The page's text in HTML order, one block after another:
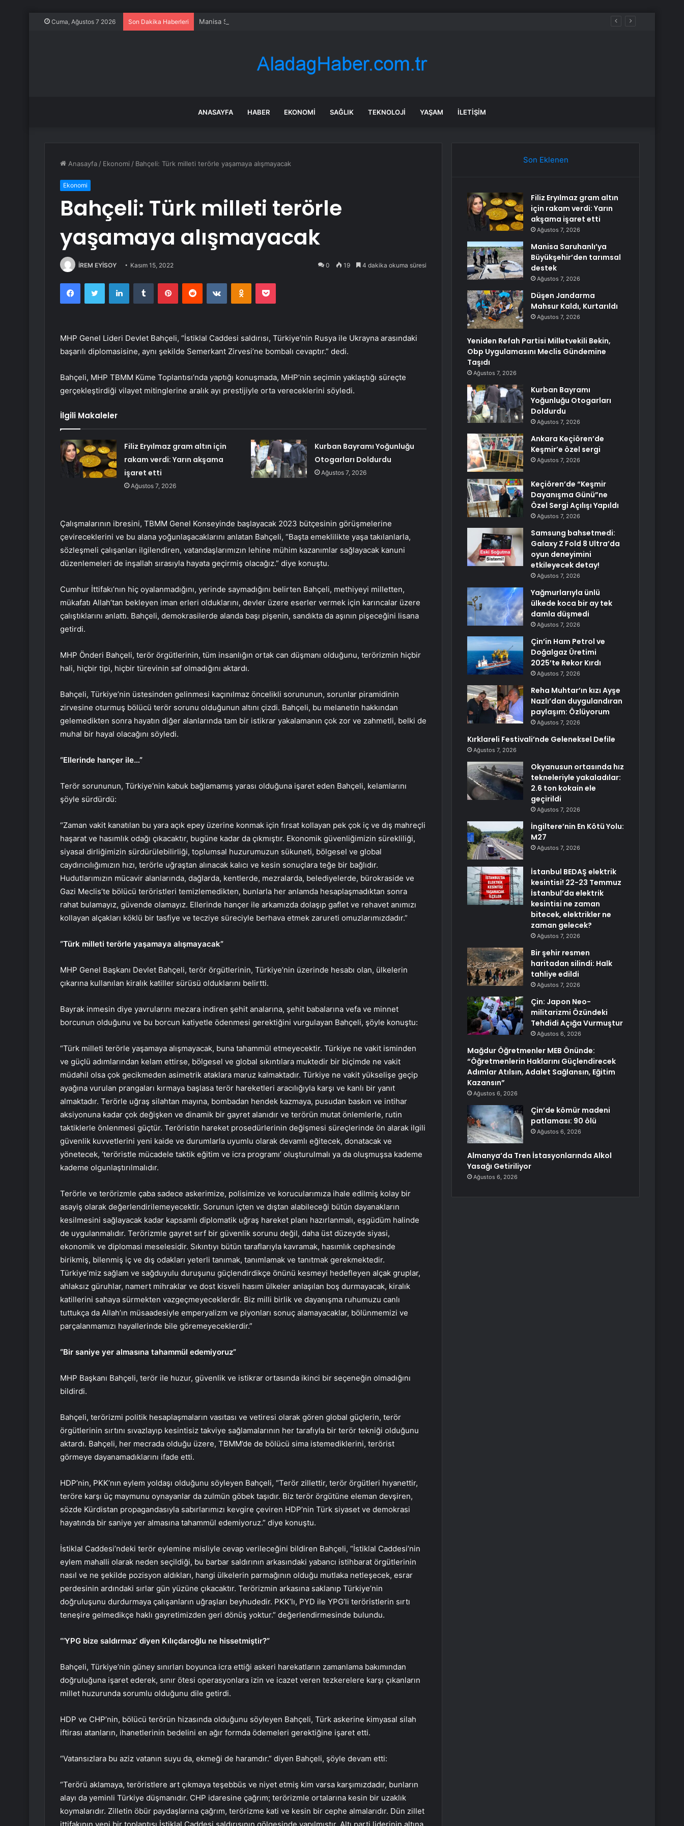
Cuma, Ağustos 7 2026 Son Dakika Haberleri Manisa Saruhanlı’ya Büyükşehir’den tarımsal destek
ANASAYFA HABER EKONOMI SAĞLIK TEKNOLOJI YAŞAM İLETIŞIM
Anasayfa / Ekonomi / Bahçeli: Türk milleti terörle yaşamaya alışmayacak
Ekonomi
Bahçeli: Türk milleti terörle
yaşamaya alışmayacak
İREM EYİSOY Kasım 15, 2022 0 19 4 dakika okuma süresi
FacebookTwitter LinkedInTumblr PinterestReddit VKontakteOdnoklassniki
Pocket
MHP Genel Lideri Devlet Bahçeli, “İstiklal Caddesi saldırısı, Türkiye’nin Rusya ile Ukrayna arasındaki
başarılı diplomasisine, aynı şekilde Semerkant Zirvesi’ne bombalı cevaptır.” dedi.
Bahçeli, MHP TBMM Küme Toplantısı’nda yaptığı konuşmada, MHP’nin seçimin yaklaştığı süreçte
gerçekleştirdiği vilayet mitinglerine aralık ayı prestijiyle orta vereceklerini söyledi.
İlgili Makaleler
Filiz Eryılmaz gram altın için
rakam verdi: Yarın akşama
işaret etti
Ağustos 7, 2026
Kurban Bayramı Yoğunluğu
Otogarları Doldurdu
Ağustos 7, 2026
Çalışmalarının ibresini, TBMM Genel Konseyinde başlayacak 2023 bütçesinin görüşmelerine
çevireceklerini ve bu alana yoğunlaşacaklarını anlatan Bahçeli, “Başta emeklilikte yaşa takılanlarla,
sözleşmeli çalışanları ilgilendiren, vatandaşlarımızın lehine mühim kazanımlar sağlayacak kanuni
düzenlemeleri de inşallah sırasıyla hayata geçirmiş olacağız.” diye konuştu.
Cumhur İttifakı’nın hiç oyalanmadığını, yerinde saymadığını belirten Bahçeli, methiyeyi milletten,
mükafatı Allah’tan bekleyen iman erleri olduklarını, devler üzere eserler vermek için karıncalar üzere
çalıştıklarını anlattı. Bahçeli, demokrasilerde alanda başı pişenin, sandıkta da aşının pişeceğini lisana
getirdi.
MHP Önderi Bahçeli, terör örgütlerinin, tüm insanlığın ortak can düşmanı olduğunu, terörizmin hiçbir
hali, hiçbir tipi, hiçbir türevinin saf olmadığını aktardı.
Bahçeli, Türkiye’nin üstesinden gelinmesi kaçınılmaz öncelikli sorununun, sorunlar piramidinin
zirvesine oturmuş bölücü terör sorunu olduğunun altını çizdi. Bahçeli, bu melanetin hakkından
gelemedikten sonra hayatın diğer alanlarında tam bir istikrar yakalamanın çok zor ve zahmetli, belki de
muhal bir hayal olacağını söyledi.
“Ellerinde hançer ile…”
Terör sorununun, Türkiye’nin kabuk bağlamamış yarası olduğuna işaret eden Bahçeli, kelamlarını
şöyle sürdürdü:
“Zaman vakit kanatılan bu yara açık epey üzerine konmak için fırsat kollayan pek çok iç ve dış mahreçli
haşarat ve hasımlık odağı çıkacaktır, bugüne kadar da çıkmıştır. Ekonomik güvenliğimizin sürekliliği,
siyasal dirliğimizin sürdürülebilirliği, toplumsal huzurumuzun sükuneti, bölgesel ve global
caydırıcılığımızın hızı, terörle uğraştan alınacak kalıcı ve kesin sonuçlara teğe bir bağlıdır.
Hudutlarımızın mücavir alanlarında, dağlarda, kentlerde, mezralarda, belediyelerde, bürokraside ve
Gazi Meclis’te bölücü teröristleri temizlemedikten, bunlarla her anlamda hesaplaşmadıktan sonra
rahat bulamayız, güvende olamayız. Ellerinde hançer ile arkamızda dolaşıp gaflet ve rehavet anımızı
kollayan alçakları köklü bir tasfiye ve tecziye süreciyle berhava etmek zarureti omuzlarımızdadır.”
“Türk milleti terörle yaşamaya alışmayacak”
MHP Genel Başkanı Devlet Bahçeli, terör örgütlerinin, Türkiye’nin üzerinde hesabı olan, ülkelerin
çıkarına kullanılan kiralık katiller sürüsü olduklarını belirtti.
Bayrak inmesin diye yavrularını mezara indiren şehit analarına, şehit babalarına vefa ve minnet
borcunun olduğunu ve bu borcun katiyetle ödenmesi gerektiğini vurgulayan Bahçeli, şöyle konuştu:
“Türk milleti terörle yaşamaya alışmayacak, buna tahammül etmeyecektir. Türkiye ne vakit isminden
ve güçlü adımlarından kelam ettirse, bölgesel ve global sıkıntılara muktedir bir biçimde ne vakit
müdahil olsa çok gecikmeden asimetrik ataklara maruz kalmaktadır. Türkiye ne vakit yükselişe geçip
ayağına vurulan prangaları kırmaya başlasa terör hareketleri aracılığıyla karşı ve kanlı bir yanıt
almaktadır. Terörle uğraş silahtan mayına, bombadan hendek kazmaya, pusudan baskın ve intihar
aksiyonuna kadar çok değişken ve dinamik bir gayret alanıdır ve terörün mutat önlemlerle, rutin
taktiklerle önlenmesi güçtür. Teröristin hareket prosedürlerinin değişmesi süreçlerinde ön alarak ilgili
güvenlik kuvvetlerini yeni kaide ve durumlarla uyumlu olarak devamlı eğitecek, donatacak ve
yönetecek, ‘teröristle mücadele taktik eğitim ve icra programı’ oluşturulmalı ya da oluşmuşsa kademe
kademe olgunlaştırılmalıdır.
Terörle ve terörizmle çaba sadece askerimize, polisimize ve korucularımıza ihale edilmiş kolay bir
asayiş olarak değerlendirilemeyecektir. Sorunun içten ve dıştan alabileceği bütün dayanakların
kesilmesini sağlayacak kadar kapsamlı diplomatik uğraş hareket planı hazırlanmalı, eşgüdüm halinde
de uygulanmalıdır. Terörizmle gayret sırf bir güvenlik sorunu değil, daha üst düzeyde siyasi,
ekonomik ve diplomasi meselesidir. Sıkıntıyı bütün taraflarıyla kavramak, hasımlık cephesinde
birikmiş, bilenmiş iç ve dış odakları yeterli tanımak, tanımlamak ve tanıtmak gerekmektedir.
Türkiye’miz sağlam ve sağduyulu duruşunu güçlendirdikçe önünü kesmeyi hedefleyen alçak gruplar,
ahlaksız güruhlar, namert mihraklar ve dost kisveli hasım ülkeler anlaşılan boş durmayacak, kiralık
katillerini sahaya sürmekten vazgeçmeyeceklerdir. Biz milli birlik ve dayanışma ruhumuzu canlı
tuttukça da Allah’ın müsaadesiyle emperyalizm ve piyonları sonuç alamayacaklar, bölünmemizi ve
parçalanmamızı hayallerinde bile göremeyeceklerdir.”
“Bir saniye yer almasına tahammül edemiyoruz”
MHP Başkanı Bahçeli, terör ile huzur, güvenlik ve istikrar ortasında ikinci bir seçeneğin olmadığını
bildirdi.
Bahçeli, terörizmi politik hesaplaşmaların vasıtası ve vetiresi olarak gören global güçlerin, terör
örgütlerinin sırtını sıvazlayıp kesintisiz takviye sağlamalarının her tarafıyla bir terör tekniği olduğunu
aktardı. Bahçeli, her mecrada olduğu üzere, TBMM’de de bölücü sima istemediklerini, terörist
görmeye dayanamadıklarını ifade etti.
HDP’nin, PKK’nın eylem yoldaşı olduğunu söyleyen Bahçeli, “Terör zillettir, terör örgütleri hıyanettir,
teröre karşı üç maymunu oynayanlar da zulmün göbek taşıdır. Biz terör örgütüne eleman devşiren,
sözde Kürdistan propagandasıyla sabırlarımızı kevgire çeviren HDP’nin Türk siyaset ve demokrasi
hayatında bir saniye yer almasına tahammül edemiyoruz.” diye konuştu.
İstiklal Caddesi’ndeki terör eylemine misliyle cevap verileceğini bildiren Bahçeli, “İstiklal Caddesi’nin
eylem mahalli olarak neden seçildiği, bu barbar saldırının arkasındaki yabancı istihbarat örgütlerinin
nasıl ve ne şekilde pozisyon aldıkları, hangi ülkelerin parmağının olduğu mutlaka netleşecek, esrar
perdesinin ardındaki sırlar gün yüzüne çıkacaktır. Terörizmin arkasına saklanıp Türkiye’nin
doğruluşunu durdurmaya çalışanların uğraşları beyhudedir. PKK’lı, PYD ile YPG’li teröristlerin sırtı
teneşire gelmedikçe haklı gayretimizden geri dönüş yoktur.” değerlendirmesinde bulundu.
“‘YPG bize saldırmaz’ diyen Kılıçdaroğlu ne hissetmiştir?”
Bahçeli, Türkiye’nin güney sınırları boyunca icra ettiği askeri harekatların zamanlama bakımından
doğruluğuna işaret ederek, sınır ötesi operasyonlara izin ve icazet veren tezkerelere karşı çıkanların
millet huzurunda sorumlu olduğunu dile getirdi.
HDP ve CHP’nin, bölücü terörün hizasında olduğunu söyleyen Bahçeli, Türk askerine kimyasal silah
iftirası atanların, ihanetlerinin bedelini en ağır formda ödemeleri gerektiğine işaret etti.
“Vatansızlara bu aziz vatanın suyu da, ekmeği de haramdır.” diyen Bahçeli, şöyle devam etti:
“Terörü aklamaya, teröristlere art çıkmaya teşebbüs ve niyet etmiş kim varsa karşımızdadır, bunların
alayı da yeminli Türkiye düşmanıdır. CHP idaresine çağrım; terörizmle ortalarına kesin bir uzaklık
koymalarıdır. Zilletin öbür paydaşlarına çağrım, terörizme kati ve kesin bir cephe almalarıdır. Dün zillet
Son Eklenen
Filiz Eryılmaz gram altın
için rakam verdi: Yarın
akşama işaret etti
Ağustos 7, 2026
Manisa Saruhanlı’ya
Büyükşehir’den tarımsal
destek
Ağustos 7, 2026
Düşen Jandarma
Mahsur Kaldı, Kurtarıldı
Ağustos 7, 2026
Yeniden Refah Partisi Milletvekili Bekin,
Obp Uygulamasını Meclis Gündemine
Taşıdı
Ağustos 7, 2026
Kurban Bayramı
Yoğunluğu Otogarları
Doldurdu
Ağustos 7, 2026
Ankara Keçiören’de
Keşmir’e özel sergi
Ağustos 7, 2026
Keçiören’de “Keşmir
Dayanışma Günü”ne
Özel Sergi Açılışı Yapıldı
Ağustos 7, 2026
Samsung bahsetmedi:
Galaxy Z Fold 8 Ultra’da
oyun deneyimini
etkileyecek detay!
Ağustos 7, 2026
Yağmurlarıyla ünlü
ülkede koca bir ay tek
damla düşmedi
Ağustos 7, 2026
Çin’in Ham Petrol ve
Doğalgaz Üretimi
2025’te Rekor Kırdı
Ağustos 7, 2026
Reha Muhtar’ın kızı Ayşe
Nazlı’dan duygulandıran
paylaşım: Özlüyorum
Ağustos 7, 2026
Kırklareli Festivali’nde Geleneksel Defile
Ağustos 7, 2026
Okyanusun ortasında hız
tekneleriyle yakaladılar:
2.6 ton kokain ele
geçirildi
Ağustos 7, 2026
İngiltere’nin En Kötü Yolu:
M27
Ağustos 7, 2026
İstanbul BEDAŞ elektrik
kesintisi! 22-23 Temmuz
İstanbul’da elektrik
kesintisi ne zaman
bitecek, elektrikler ne
zaman gelecek?
Ağustos 7, 2026
Bir şehir resmen
haritadan silindi: Halk
tahliye edildi
Ağustos 7, 2026
Çin: Japon Neo-
militarizmi Özündeki
Tehdidi Açığa Vurmuştur
Ağustos 6, 2026
Mağdur Öğretmenler MEB Önünde:
“Öğretmenlerin Haklarını Güçlendirecek
Adımlar Atılsın, Adalet Sağlansın, Eğitim
Kazansın”
Ağustos 6, 2026
Çin’de kömür madeni
patlaması: 90 ölü
Ağustos 6, 2026
Almanya’da Tren İstasyonlarında Alkol
Yasağı Getiriliyor
Ağustos 6, 2026